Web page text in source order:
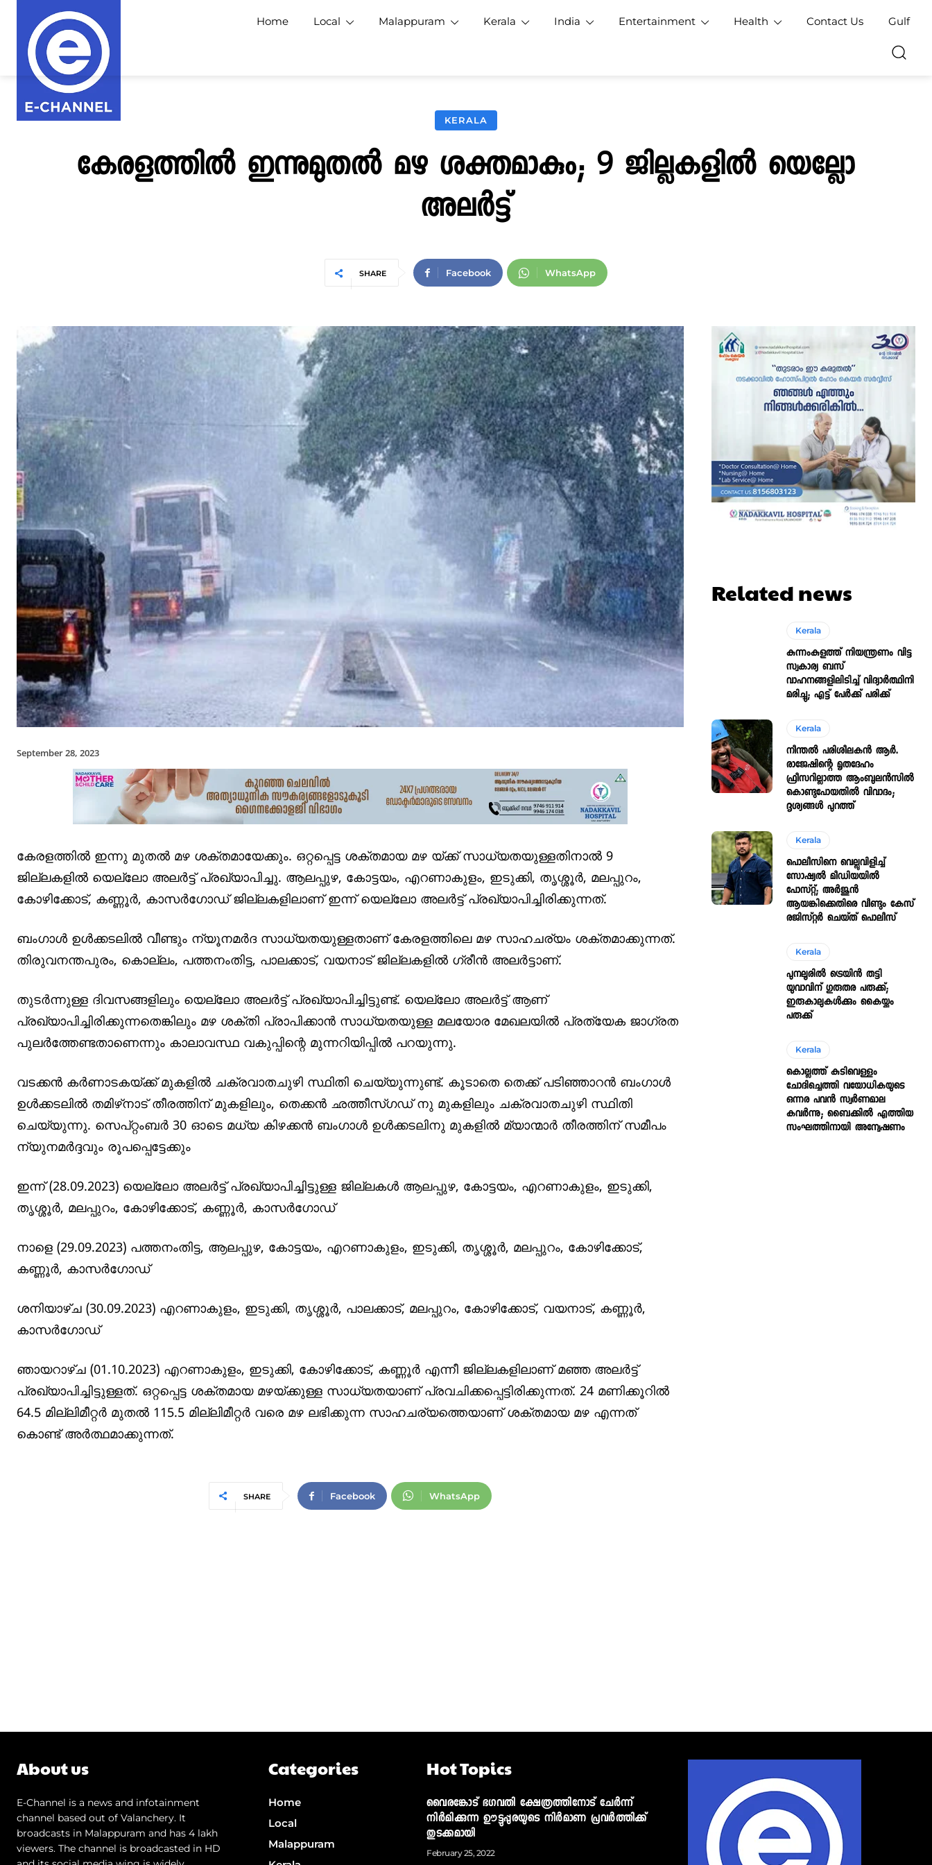
Home Local Malappuram Kerala India Entertainment Health Contact Us Gulf
KERALA
കേരളത്തില്‍ ഇന്നുമുതല്‍ മഴ ശക്തമാകും; 9 ജില്ലകളില്‍ യെല്ലോ
അലര്‍ട്ട്
SHARE Facebook WhatsApp
September 28, 2023
കേരളത്തില്‍ ഇന്നു മുതല്‍ മഴ ശക്തമായേക്കും. ഒറ്റപ്പെട്ട ശക്തമായ മഴ യ്ക്ക് സാധ്യതയുള്ളതിനാല്‍ 9
ജില്ലകളില്‍ യെല്ലോ അലര്‍ട്ട് പ്രഖ്യാപിച്ചു. ആലപ്പുഴ, കോട്ടയം, എറണാകുളം, ഇടുക്കി, തൃശ്ശൂര്‍, മലപ്പുറം,
കോഴിക്കോട്, കണ്ണൂര്‍, കാസര്‍ഗോഡ് ജില്ലകളിലാണ് ഇന്ന് യെല്ലോ അലര്‍ട്ട് പ്രഖ്യാപിച്ചിരിക്കുന്നത്.
ബംഗാള്‍ ഉള്‍ക്കടലില്‍ വീണ്ടും ന്യൂനമര്‍ദ സാധ്യതയുള്ളതാണ് കേരളത്തിലെ മഴ സാഹചര്യം ശക്തമാക്കുന്നത്.
തിരുവനന്തപുരം, കൊല്ലം, പത്തനംതിട്ട, പാലക്കാട്, വയനാട് ജില്ലകളില്‍ ഗ്രീന്‍ അലര്‍ട്ടാണ്.
തുടര്‍ന്നുള്ള ദിവസങ്ങളിലും യെല്ലോ അലര്‍ട്ട് പ്രഖ്യാപിച്ചിട്ടുണ്ട്. യെല്ലോ അലര്‍ട്ട് ആണ്
പ്രഖ്യാപിച്ചിരിക്കുന്നതെങ്കിലും മഴ ശക്തി പ്രാപിക്കാന്‍ സാധ്യതയുള്ള മലയോര മേഖലയില്‍ പ്രത്യേക ജാഗ്രത
പുലര്‍ത്തേണ്ടതാണെന്നും കാലാവസ്ഥ വകുപ്പിന്റെ മുന്നറിയിപ്പില്‍ പറയുന്നു.
വടക്കന്‍ കര്‍ണാടകയ്ക്ക് മുകളില്‍ ചക്രവാതചുഴി സ്ഥിതി ചെയ്യുന്നുണ്ട്. കൂടാതെ തെക്ക് പടിഞ്ഞാറന്‍ ബംഗാള്‍
ഉള്‍ക്കടലില്‍ തമിഴ്‌നാട് തീരത്തിന് മുകളിലും, തെക്കന്‍ ഛത്തീസ്ഗഡ് നു മുകളിലും ചക്രവാതചുഴി സ്ഥിതി
ചെയ്യുന്നു. സെപ്റ്റംബര്‍ 30 ഓടെ മധ്യ കിഴക്കന്‍ ബംഗാള്‍ ഉള്‍ക്കടലിനു മുകളില്‍ മ്യാന്മാര്‍ തീരത്തിന് സമീപം
ന്യുനമര്‍ദ്ദവും രൂപപ്പെട്ടേക്കും
ഇന്ന് (28.09.2023) യെല്ലോ അലര്‍ട്ട് പ്രഖ്യാപിച്ചിട്ടുള്ള ജില്ലകള്‍ ആലപ്പുഴ, കോട്ടയം, എറണാകുളം, ഇടുക്കി,
തൃശ്ശൂര്‍, മലപ്പുറം, കോഴിക്കോട്, കണ്ണൂര്‍, കാസര്‍ഗോഡ്
നാളെ (29.09.2023) പത്തനംതിട്ട, ആലപ്പുഴ, കോട്ടയം, എറണാകുളം, ഇടുക്കി, തൃശ്ശൂര്‍, മലപ്പുറം, കോഴിക്കോട്,
കണ്ണൂര്‍, കാസര്‍ഗോഡ്
ശനിയാഴ്ച (30.09.2023) എറണാകുളം, ഇടുക്കി, തൃശ്ശൂര്‍, പാലക്കാട്, മലപ്പുറം, കോഴിക്കോട്, വയനാട്, കണ്ണൂര്‍,
കാസര്‍ഗോഡ്
ഞായറാഴ്ച (01.10.2023) എറണാകുളം, ഇടുക്കി, കോഴിക്കോട്, കണ്ണൂര്‍ എന്നീ ജില്ലകളിലാണ് മഞ്ഞ അലര്‍ട്ട്
പ്രഖ്യാപിച്ചിട്ടുള്ളത്. ഒറ്റപ്പെട്ട ശക്തമായ മഴയ്ക്കുള്ള സാധ്യതയാണ് പ്രവചിക്കപ്പെട്ടിരിക്കുന്നത്. 24 മണിക്കൂറില്‍
64.5 മില്ലിമീറ്റര്‍ മുതല്‍ 115.5 മില്ലിമീറ്റര്‍ വരെ മഴ ലഭിക്കുന്ന സാഹചര്യത്തെയാണ് ശക്തമായ മഴ എന്നത്
കൊണ്ട് അര്‍ത്ഥമാക്കുന്നത്.
SHARE Facebook WhatsApp
Related news
Kerala
കുന്നംകുളത്ത് നിയന്ത്രണം വിട്ട
സ്വകാര്യ ബസ്
വാഹനങ്ങളിലിടിച്ച് വിദ്യാർത്ഥിനി
മരിച്ചു; എട്ട് പേർക്ക് പരിക്ക്
Kerala
നീന്തൽ പരിശീലകൻ ആർ.
രാജേഷിന്റെ മൃതദേഹം
ഫ്രീസറില്ലാത്ത ആംബുലൻസിൽ
കൊണ്ടുപോയതിൽ വിവാദം;
ദൃശ്യങ്ങൾ പുറത്ത്
Kerala
പൊലീസിനെ വെല്ലുവിളിച്ച്
സോഷ്യൽ മീഡിയയിൽ
പോസ്റ്റ്; അർജുൻ
ആയങ്കിക്കെതിരെ വീണ്ടും കേസ്
രജിസ്റ്റർ ചെയ്ത് പൊലീസ്
Kerala
പുനലൂരിൽ ട്രെയിൻ തട്ടി
യുവാവിന് ഗുരുതര പരുക്ക്;
ഇരുകാലുകൾക്കും കൈയ്ക്കും
പരുക്ക്
Kerala
കൊല്ലത്ത് കുടിവെള്ളം
ചോദിച്ചെത്തി വയോധികയുടെ
ഒന്നര പവൻ സ്വർണമാല
കവർന്നു; ബൈക്കിൽ എത്തിയ
സംഘത്തിനായി അന്വേഷണം
About us
E-Channel is a news and infotainment
channel based out of Valanchery. It
broadcasts in Malappuram and has 4 lakh
viewers. The channel is broadcasted in HD
Categories
Home
Local
Malappuram
Hot Topics
വൈരങ്കോട് ഭഗവതി ക്ഷേത്രത്തിനോട് ചേര്‍ന്ന്
നിര്‍മിക്കുന്ന ഊട്ടുപ്പുരയുടെ നിര്‍മാണ പ്രവര്‍ത്തിക്ക്
തുടക്കമായി
February 25, 2022